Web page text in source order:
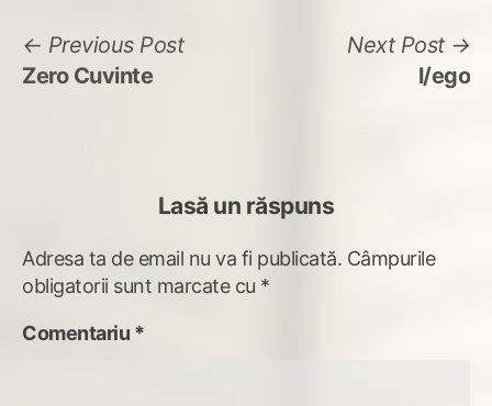
Navigare
în
Previous PostPrevious
Zero Cuvinte
Next Post
l/ego
Lasă un răspuns
Adresa ta de email nu va fi publicată. Câmpurile
obligatorii sunt marcate cu *
Comentariu *